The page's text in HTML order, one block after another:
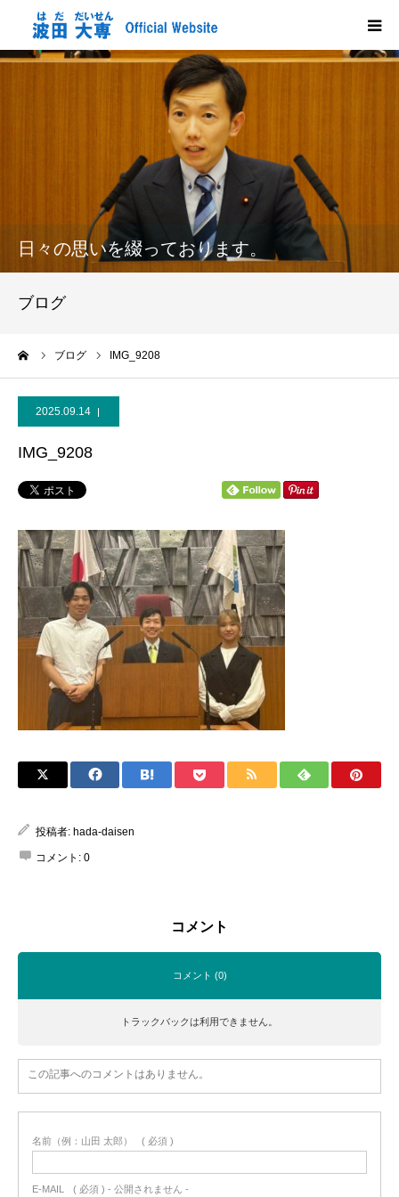
日々の思いを綴っております。
ブログ
ブログ IMG_9208
2025.09.14
IMG_9208
投稿者: hada-daisen
コメント: 0
コメント
コメント (0)
トラックバックは利用できません。
この記事へのコメントはありません。
名前（例：山田 太郎） ( 必須 )
E-MAIL ( 必須 ) - 公開されません -
活動報告
応援する
個人献金